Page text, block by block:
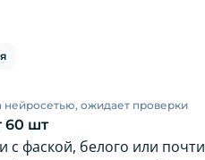
ожидает проверки
60 шт
с фаской, белого или почти